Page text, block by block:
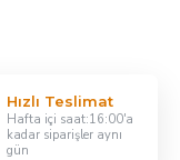
Hızlı Teslimat
Hafta içi saat:16:00'a
kadar siparişler aynı
gün